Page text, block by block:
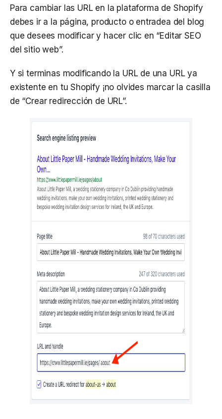
Para cambiar las URL en la plataforma de Shopify
debes ir a la página, producto o entradea del blog
que desees modificar y hacer clic en “Editar SEO
del sitio web”.
Y si terminas modificando la URL de una URL ya
existente en tu Shopify ¡no olvides marcar la casilla
de “Crear redirección de URL”.